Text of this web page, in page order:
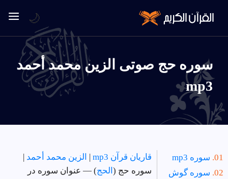
سوره حج صوتی الزين محمد أحمد
mp3
سوره mp3
سوره گوش
قاریان قرآن mp3 | الزين محمد أحمد |
سوره حج ( الحج) — عنوان سوره در
🌙